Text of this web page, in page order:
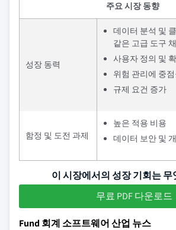
주요 시장 동향
성장 동력
데이터 분석 및
같은 고급 도구
사용자 정의 및
위험 관리에 중
규제 요건 증가
함정 및 도전 과제
높은 적용 비용
데이터 보안 및
이 시장에서의 성장 기회는 무
무료 PDF 다운로드
Fund 회계 소프트웨어 산업 뉴스